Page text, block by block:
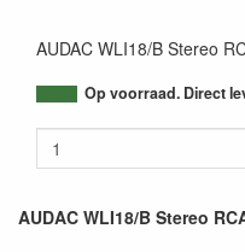
AUDAC WLI18/B Stereo
Op voorraad. Direct
AUDAC WLI18/B Stereo